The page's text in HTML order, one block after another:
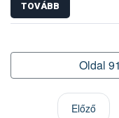
TOVÁBB
Oldal
Előző